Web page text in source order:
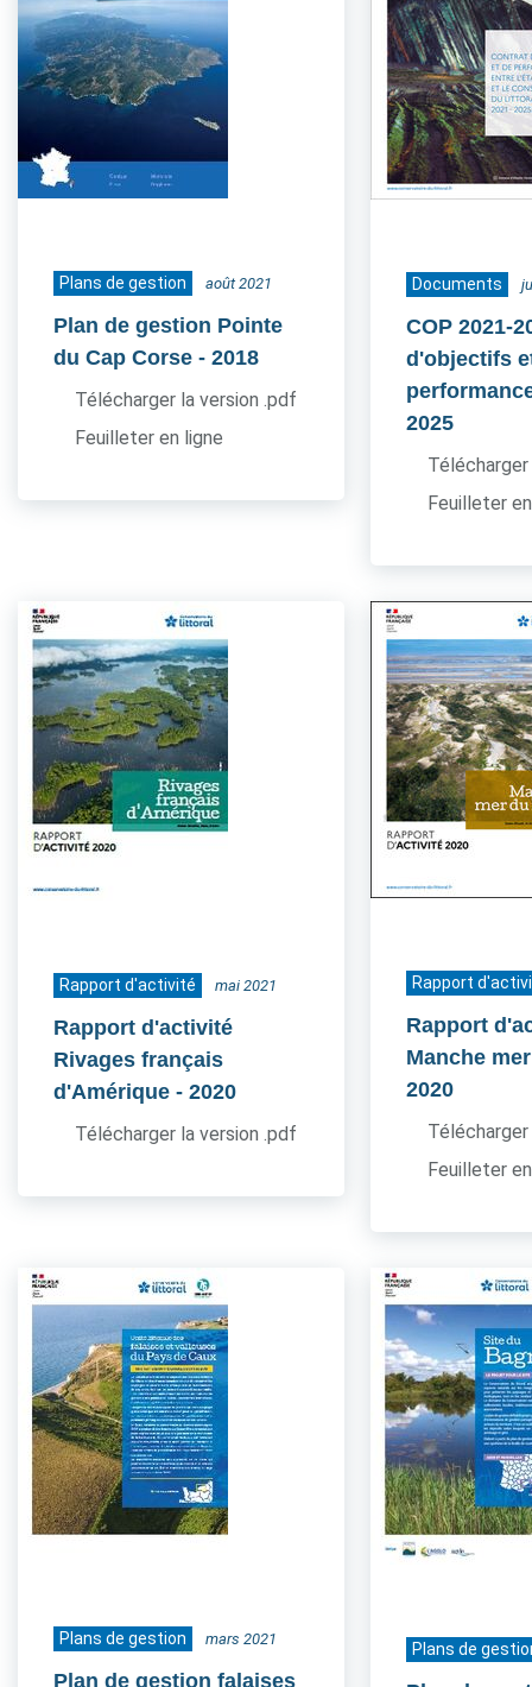
Plans de gestion août 2021
Plan de gestion Pointe
du Cap Corse - 2018
Télécharger la version .pdf
Feuilleter en ligne
Documents
COP 2021-
d'objectifs
2025
Feuilleter
Rapport d'activité mai 2021
Rapport d'activité
Rivages français
d'Amérique - 2020
Télécharger la version .pdf
Rapport
Rapport
Manche
2020
Feuilleter
Plans de gestion mars 2021
Plan de gestion falaises
Plans de